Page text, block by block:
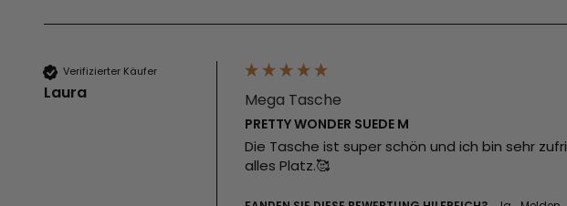
Verifizierter Käufer
Laura Mega Tasche
PRETTY WONDER SUEDE M
Die Tasche ist super schön und ich bin sehr
alles Platz.🥰